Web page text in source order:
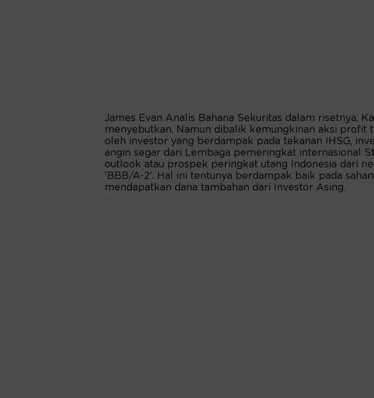
James Evan Analis Bahana Sekuritas dalam risetnya,
menyebutkan. Namun dibalik kemungkinan aksi profit
oleh investor yang berdampak pada tekanan IHSG,
angin segar dari Lembaga pemeringkat internasional
outlook atau prospek peringkat utang Indonesia dari
'BBB/A-2'. Hal ini tentunya berdampak baik pada
mendapatkan dana tambahan dari Investor Asing.